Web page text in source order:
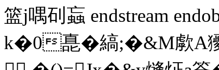
篮j喁矵蝱 endstream
k�0嗭�縞;�&M歑A